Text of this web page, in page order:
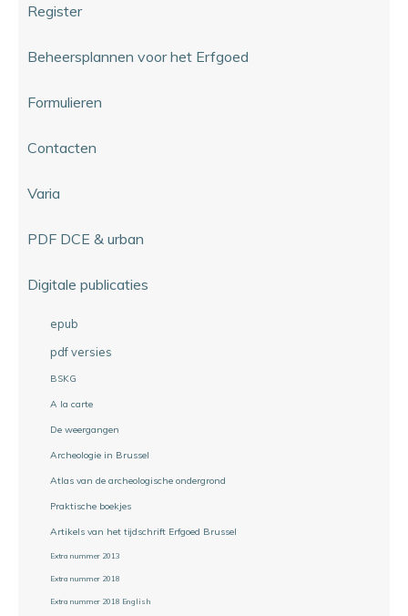
Register
Beheersplannen voor het Erfgoed
Formulieren
Contacten
Varia
PDF DCE & urban
Digitale publicaties
epub
pdf versies
BSKG
A la carte
De weergangen
Archeologie in Brussel
Atlas van de archeologische ondergrond
Praktische boekjes
Artikels van het tijdschrift Erfgoed Brussel
Extra nummer 2013
Extra nummer 2018
Extra nummer 2018 English